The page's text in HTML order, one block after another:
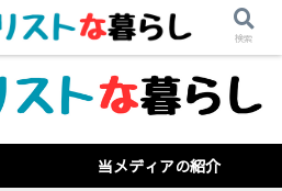
当メディアの紹介
検索